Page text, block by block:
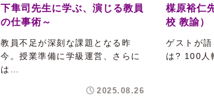
下隼司先生に学ぶ、演じる教員
の仕事術～
教員不足が深刻な課題となる昨
今。授業準備に学級運営、さらに
は…
2025.08.26
楳原裕仁
校 教諭）
ゲストが
は? 100人